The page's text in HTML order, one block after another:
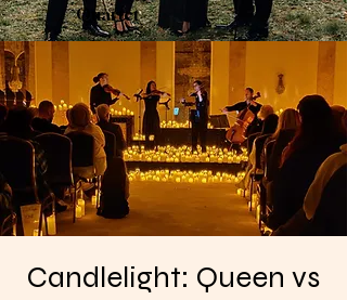
Quartet
Candlelight: Queen vs